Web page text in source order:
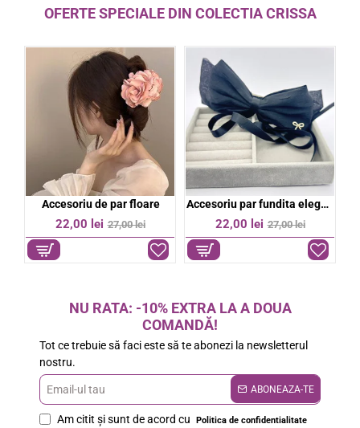
OFERTE SPECIALE DIN COLECTIA CRISSA
-19%
Accesoriu de par floare
22,00 lei 27,00 lei
-19%Accesoriu par fundita eleganta
22,00 lei 27,00 lei
NU RATA: -10% EXTRA LA A DOUA
COMANDĂ!
Tot ce trebuie să faci este să te abonezi la newsletterul
nostru.
Email-
ul
ABONEAZA-TE
Am citit şi sunt de acord cu Politica de confidentialitate